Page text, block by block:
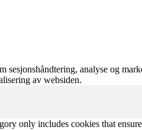
analyse og
av websiden.
only includes cookies that